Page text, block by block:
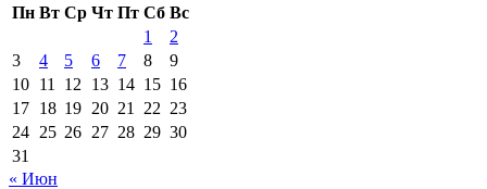
Пн Вт Ср Чт Пт Сб Вс
1
2
3
4 5 6 7 8
9
10 11 12 13 14 15 16
17 18 19 20 21 22 23
24 25 26 27 28 29 30
31
« Июн